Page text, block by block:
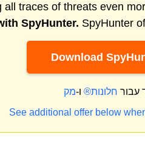
all traces of threats even
SpyHunter. SpyHunter
Download
עבור חלונות® ו-
See additional offer below